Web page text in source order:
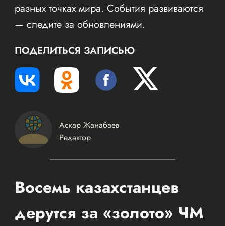
разных точках мира. События развиваются
— следите за обновлениями.
ПОДЕЛИТЬСЯ ЗАПИСЬЮ
Аскар Жанабаев
Редактор
Восемь казахстанцев
дерутся за «золото» ЧМ